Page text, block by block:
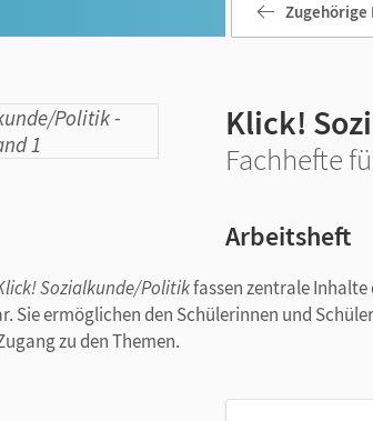
Zugehörige
Klick!
Fachhefte
Arbeitsheft
Sozialkunde/Politikfassen zentrale Inhalte
Sie ermöglichen den Schülerinnen und
zu den Themen.